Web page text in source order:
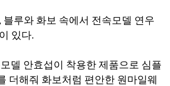
블루와 화보 속에서 전속모델 연우
있다.
델 안효섭이 착용한 제품으로 심플
더해줘 화보처럼 편안한 원마일웨